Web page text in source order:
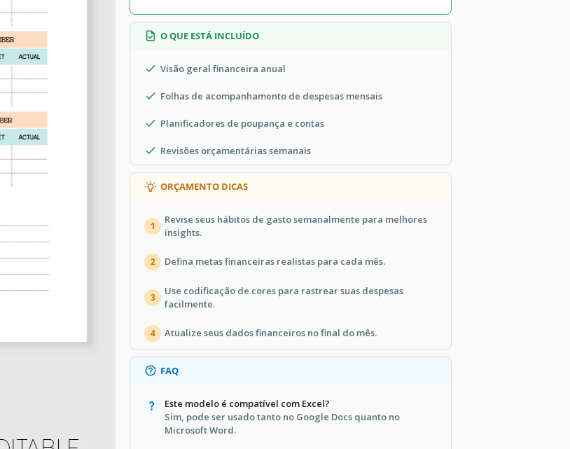
O QUE ESTÁ INCLUÍDO
Visão geral financeira anual
Folhas de acompanhamento de despesas mensais
Planificadores de poupança e contas
Revisões orçamentárias semanais
ORÇAMENTO DICAS
1
Revise seus hábitos de gasto semanalmente para melhores
insights.
2 Defina metas financeiras realistas para cada mês.
3
Use codificação de cores para rastrear suas despesas
facilmente.
4 Atualize seus dados financeiros no final do mês.
FAQ
Este modelo é compatível com Excel?
Sim, pode ser usado tanto no Google Docs quanto no
Microsoft Word.